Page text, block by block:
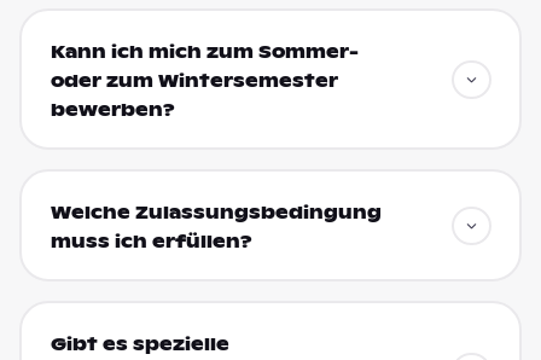
Kann ich mich zum Sommer-
oder zum Wintersemester
bewerben?
Welche Zulassungsbedingung
muss ich erfüllen?
Gibt es spezielle